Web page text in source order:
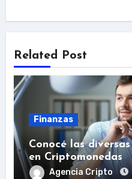
Related Post
Finanzas
Conocé las
en Criptomonedas
Agencia Cripto